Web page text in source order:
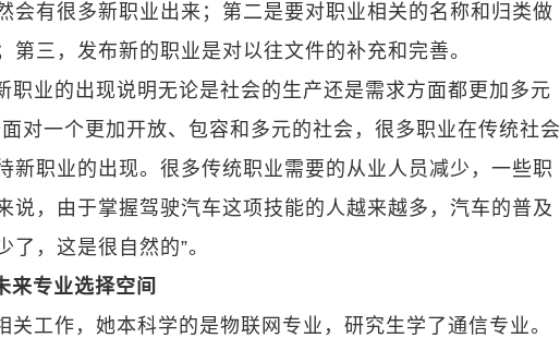
会有很多新职业出来；第二是要对职业相关的名称和归类做
三，发布新的职业是对以往文件的补充和完善。
职业的出现说明无论是社会的生产还是需求方面都更加多元
对一个更加开放、包容和多元的社会，很多职业在传统社会
新职业的出现。很多传统职业需要的从业人员减少，一些职
说，由于掌握驾驶汽车这项技能的人越来越多，汽车的普及
，这是很自然的”。
来专业选择空间
工作，她本科学的是物联网专业，研究生学了通信专业。